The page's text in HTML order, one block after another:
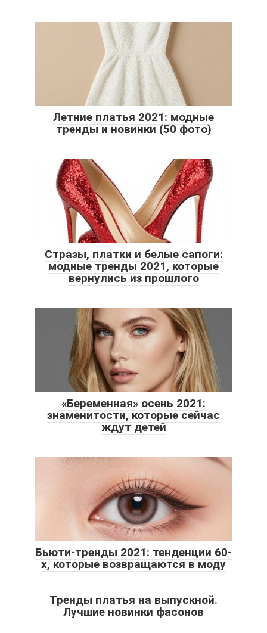
Летние платья 2021: модные
тренды и новинки (50 фото)
Стразы, платки и белые сапоги:
модные тренды 2021, которые
вернулись из прошлого
«Беременная» осень 2021:
знаменитости, которые сейчас
ждут детей
Бьюти-тренды 2021: тенденции 60-
х, которые возвращаются в моду
Тренды платья на выпускной.
Лучшие новинки фасонов